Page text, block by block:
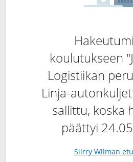
koulutukseen
Logistiikan
Linja-
sallittu, koska
päättyi
Siirry Wilman